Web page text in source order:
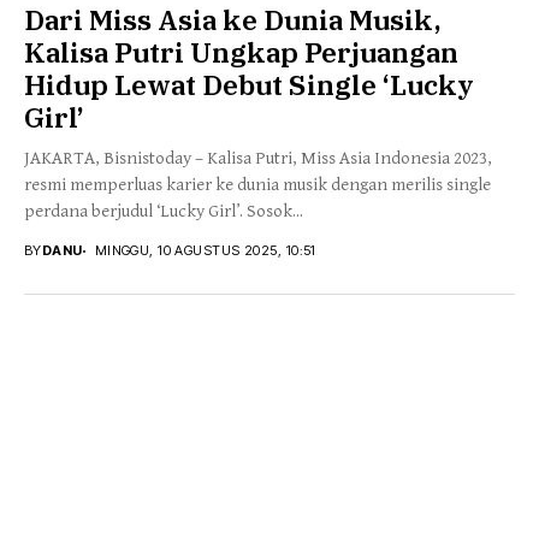
Dari Miss Asia ke Dunia Musik,
Kalisa Putri Ungkap Perjuangan
Hidup Lewat Debut Single ‘Lucky
Girl’
JAKARTA, Bisnistoday – Kalisa Putri, Miss Asia Indonesia 2023,
resmi memperluas karier ke dunia musik dengan merilis single
perdana berjudul ‘Lucky Girl’. Sosok...
BYDANU MINGGU, 10 AGUSTUS 2025, 10:51